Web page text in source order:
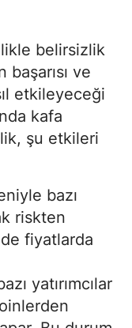
belirsizlik
ve
etkileyeceği
kafa
şu etkileri
bazı
riskten
fiyatlarda
yatırımcılar